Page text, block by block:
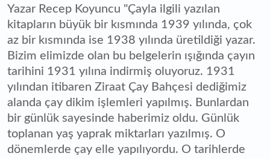
Yazar Recep Koyuncu "Çayla ilgili yazılan
kitapların büyük bir kısmında 1939 yılında, çok
az bir kısmında ise 1938 yılında üretildiği yazar.
Bizim elimizde olan bu belgelerin ışığında çayın
tarihini 1931 yılına indirmiş oluyoruz. 1931
yılından itibaren Ziraat Çay Bahçesi dediğimiz
alanda çay dikim işlemleri yapılmış. Bunlardan
bir günlük sayesinde haberimiz oldu. Günlük
toplanan yaş yaprak miktarları yazılmış. O
dönemlerde çay elle yapılıyordu. O tarihlerde